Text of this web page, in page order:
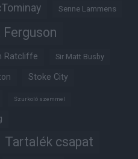
Senne Lammens
Ratcliffe Sir Matt Busby
Stoke City
Szurkoló szemmel
Tartalék csapat